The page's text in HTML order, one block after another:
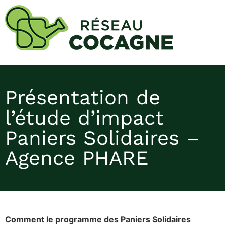
Présentation de
l’étude d’impact
Paniers Solidaires –
Agence PHARE
Comment le programme des Paniers Solidaires